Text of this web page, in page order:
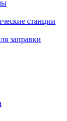
станции
заправки